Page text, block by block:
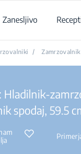
Zanesljivo
/
Hladilnik-
spodaj, 59.5